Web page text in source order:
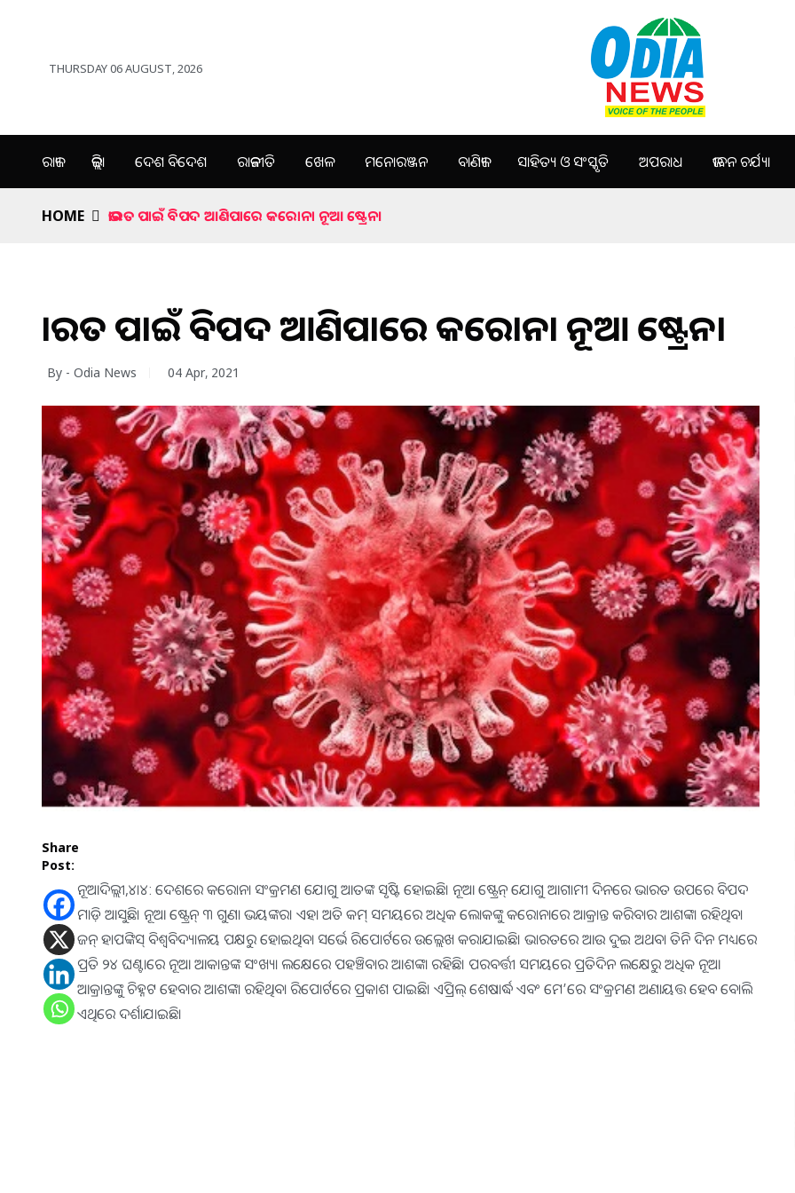
THURSDAY 06 AUGUST, 2026
ରାଜ୍ୟ ଜିଲ୍ଲା ଦେଶ ବିଦେଶ ରାଜନୀତି ଖେଳ ମନୋରଞ୍ଜନ ବାଣିଜ୍ୟ ସାହିତ୍ୟ ଓ ସଂସ୍କୃତି ଅପରାଧ ଜୀବନ ଚର୍ଯ୍ୟା
HOME ଭାରତ ପାଇଁ ବିପଦ ଆଣିପାରେ କରୋନା ନୂଆ ଷ୍ଟ୍ରେନ।
ଭାରତ ପାଇଁ ବିପଦ ଆଣିପାରେ କରୋନା ନୂଆ ଷ୍ଟ୍ରେନ।
By - Odia News 04 Apr, 2021
Share
Post:
ନୂଆଦିଲ୍ଲୀ,୪।୪: ଦେଶରେ କରୋନା ସଂକ୍ରମଣ ଯୋଗୁ ଆତଙ୍କ ସୃଷ୍ଟି ହୋଇଛି। ନୂଆ ଷ୍ଟ୍ରେନ୍‌ ଯୋଗୁ ଆଗାମୀ ଦିନରେ ଭାରତ ଉପରେ ବିପଦ
ମାଡ଼ି ଆସୁଛି। ନୂଆ ଷ୍ଟ୍ରେନ୍‌ ୩ ଗୁଣା ଭୟଙ୍କର। ଏହା ଅତି କମ୍‌ ସମୟରେ ଅଧିକ ଲୋକଙ୍କୁ କରୋନାରେ ଆକ୍ରାନ୍ତ କରିବାର ଆଶଙ୍କା ରହିଥିବା
ଜନ୍‌ ହାପଙ୍କିସ୍‌ ବିଶ୍ୱବିଦ୍ୟାଳୟ ପକ୍ଷରୁ ହୋଇଥିବା ସର୍ଭେ ରିପୋର୍ଟରେ ଉଲ୍ଲେଖ କରାଯାଇଛି। ଭାରତରେ ଆଉ ଦୁଇ ଅଥବା ତିନି ଦିନ ମଧ୍ୟରେ
ପ୍ରତି ୨୪ ଘଣ୍ଟାରେ ନୂଆ ଆକାନ୍ତଙ୍କ ସଂଖ୍ୟା ଲକ୍ଷେରେ ପହଞ୍ଚିବାର ଆଶଙ୍କା ରହିଛି। ପରବର୍ତ୍ତୀ ସମୟରେ ପ୍ରତିଦିନ ଲକ୍ଷେରୁ ଅଧିକ ନୂଆ
ଆକ୍ରାନ୍ତଙ୍କୁ ଚିହ୍ନଟ ହେବାର ଆଶଙ୍କା ରହିଥିବା ରିପୋର୍ଟରେ ପ୍ରକାଶ ପାଇଛି। ଏପ୍ରିଲ୍‌ ଶେଷାର୍ଦ୍ଧ ଏବଂ ମେ’ରେ ସଂକ୍ରମଣ ଅଣାୟତ୍ତ ହେବ ବୋଲି
ଏଥିରେ ଦର୍ଶାଯାଇଛି।